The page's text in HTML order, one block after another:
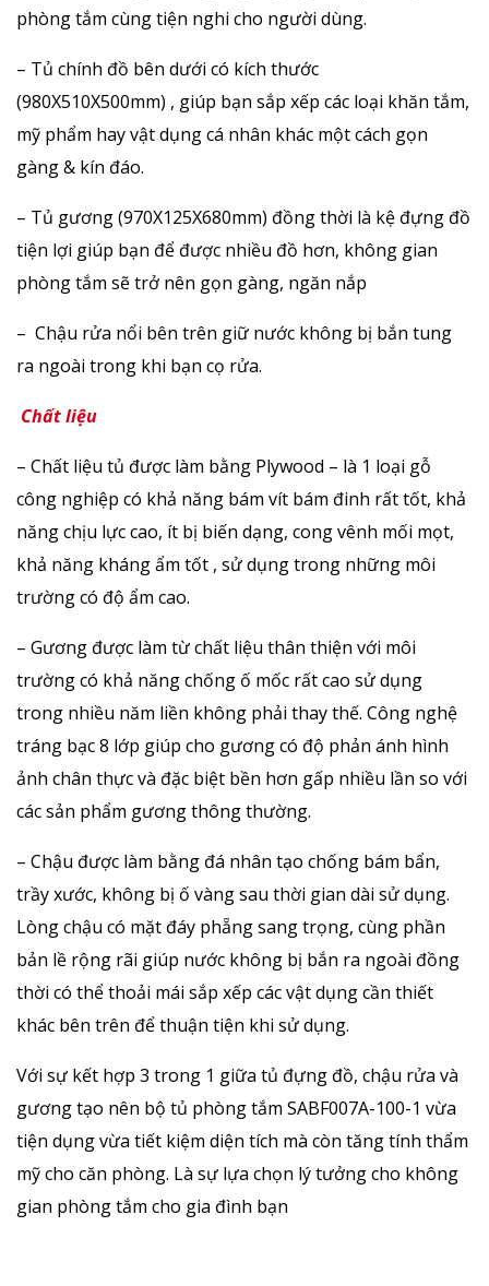
phòng tắm cùng tiện nghi cho người dùng.
– Tủ chính đồ bên dưới có kích thước
(980X510X500mm) , giúp bạn sắp xếp các loại khăn tắm,
mỹ phẩm hay vật dụng cá nhân khác một cách gọn
gàng & kín đáo.
– Tủ gương (970X125X680mm) đồng thời là kệ đựng đồ
tiện lợi giúp bạn để được nhiều đồ hơn, không gian
phòng tắm sẽ trở nên gọn gàng, ngăn nắp
– Chậu rửa nổi bên trên giữ nước không bị bắn tung
ra ngoài trong khi bạn cọ rửa.
Chất liệu
– Chất liệu tủ được làm bằng Plywood – là 1 loại gỗ
công nghiệp có khả năng bám vít bám đinh rất tốt, khả
năng chịu lực cao, ít bị biến dạng, cong vênh mối mọt,
khả năng kháng ẩm tốt , sử dụng trong những môi
trường có độ ẩm cao.
– Gương được làm từ chất liệu thân thiện với môi
trường có khả năng chống ố mốc rất cao sử dụng
trong nhiều năm liền không phải thay thế. Công nghệ
tráng bạc 8 lớp giúp cho gương có độ phản ánh hình
ảnh chân thực và đặc biệt bền hơn gấp nhiều lần so với
các sản phẩm gương thông thường.
– Chậu được làm bằng đá nhân tạo chống bám bẩn,
trầy xước, không bị ố vàng sau thời gian dài sử dụng.
Lòng chậu có mặt đáy phẵng sang trọng, cùng phần
bản lề rộng rãi giúp nước không bị bắn ra ngoài đồng
thời có thể thoải mái sắp xếp các vật dụng cần thiết
khác bên trên để thuận tiện khi sử dụng.
Với sự kết hợp 3 trong 1 giữa tủ đựng đồ, chậu rửa và
gương tạo nên bộ tủ phòng tắm SABF007A-100-1 vừa
tiện dụng vừa tiết kiệm diện tích mà còn tăng tính thẩm
mỹ cho căn phòng. Là sự lựa chọn lý tưởng cho không
gian phòng tắm cho gia đình bạn